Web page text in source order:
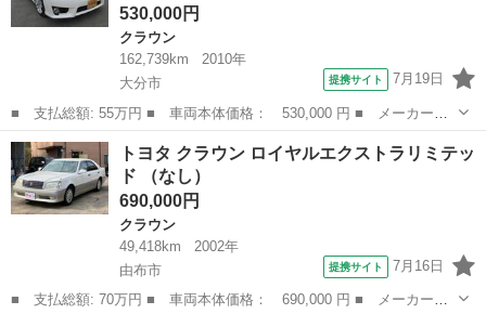
530,000円
クラウン
162,739km
2010年
大分市
提携サイト 7月19日
■ 支払総額: 55万円 ■ 車両本体価格： 530,000 円 ■ メーカー
名： トヨタ ■ 車種名： クラウン ■ グレード名： ３．５アス
リートＧパッケージ マルチ ナビ フルセグＴＶ プッシュスター
ト スマートキー...
大分 大分市 クラウン
トヨタ クラウン ロイヤルエクストラリミテッ
ド （なし）
690,000円
クラウン
49,418km
2002年
由布市
提携サイト 7月16日
■ 支払総額: 70万円 ■ 車両本体価格： 690,000 円 ■ メーカー